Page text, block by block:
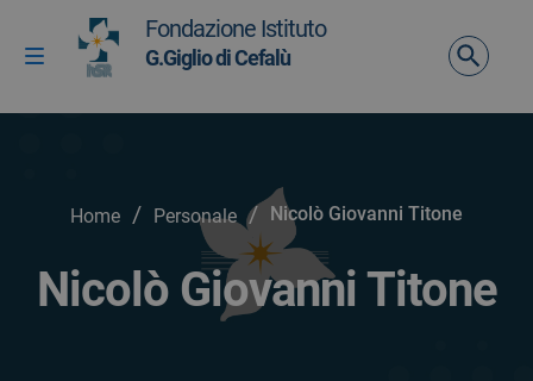
Vai ai contenuti
Vai al menu di navigazione
Vai al footer
Attiva / disattiva la navigazione
Fondazione Istituto
G.Giglio di Cefalù
Home / Personale / Nicolò Giovanni Titone
Nicolò Giovanni Titone